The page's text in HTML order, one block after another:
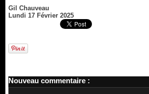
Gil Chauveau
Lundi 17 Février 2025
Nouveau commentaire :